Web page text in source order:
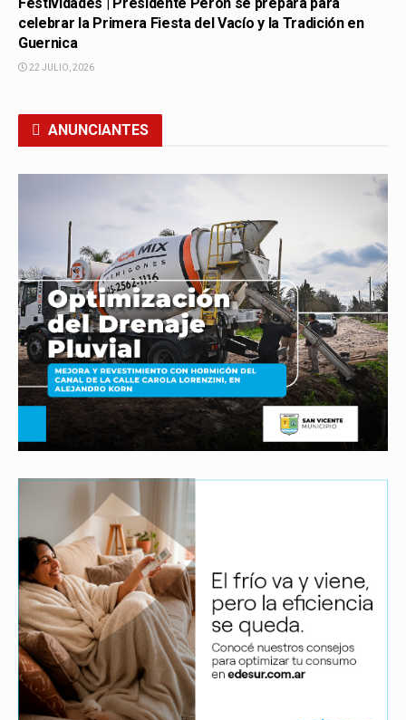
celebrar la Primera Fiesta del Vacío y la Tradición en
Guernica
22 JULIO, 2026
ANUNCIANTES